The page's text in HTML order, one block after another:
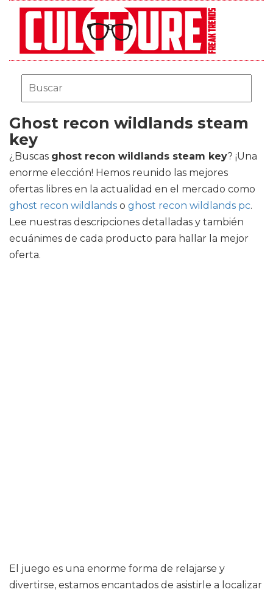
Ghost recon wildlands steam
key
¿Buscas ghost recon wildlands steam key? ¡Una
enorme elección! Hemos reunido las mejores
ofertas libres en la actualidad en el mercado como
ghost recon wildlands o ghost recon wildlands pc.
Lee nuestras descripciones detalladas y también
ecuánimes de cada producto para hallar la mejor
oferta.
El juego es una enorme forma de relajarse y
divertirse, estamos encantados de asistirle a localizar